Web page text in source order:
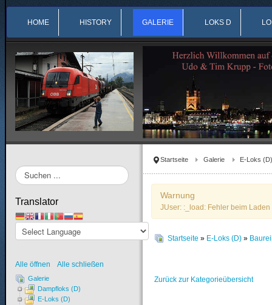
HOME HISTORY GALERIE LOKS D
Startseite Galerie E-Loks (D)
Warnung
JUser: :_load: Fehler beim
Startseite » E-Loks (D) »
Zurück zur Kategorieübersicht
Suchen
...
Translator
Alle öffnen Alle schließen
Galerie
Dampfloks (D)
E-Loks (D)